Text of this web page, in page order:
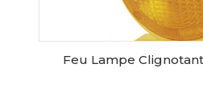
Feu Lampe